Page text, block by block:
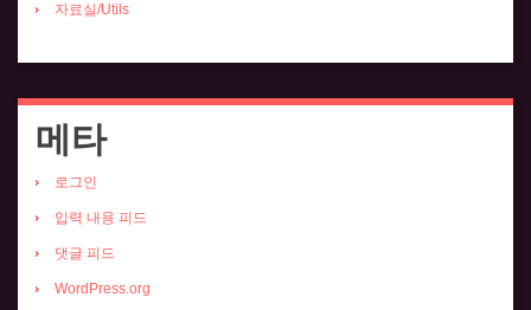
자료실/Utils
메타
로그인
입력 내용 피드
댓글 피드
WordPress.org